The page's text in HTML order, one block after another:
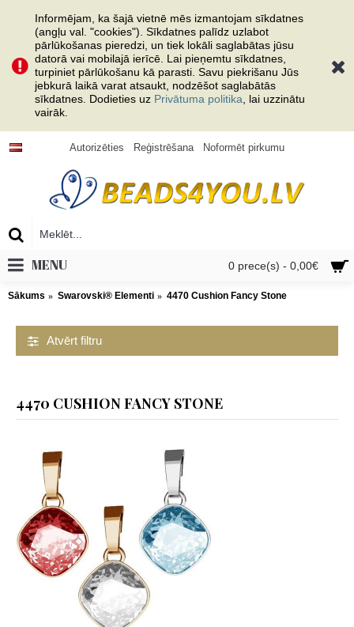
Informējam, ka šajā vietnē mēs izmantojam sīkdatnes
(angļu val. "cookies"). Sīkdatnes palīdz uzlabot
pārlūkošanas pieredzi, un tiek lokāli saglabātas jūsu
datorā vai mobilajā ierīcē. Lai pieņemtu sīkdatnes,
turpiniet pārlūkošanu kā parasti. Savu piekrišanu Jūs
jebkurā laikā varat atsaukt, nodzēšot saglabātās
sīkdatnes. Dodieties uz Privātuma politika , lai uzzinātu
vairāk.
Autorizēties Reģistrēšana Noformēt pirkumu
0 prece(s) - 0,00€
MENU
Sākums Swarovski® Elementi 4470 Cushion Fancy Stone
Atvērt filtru
4470 CUSHION FANCY STONE